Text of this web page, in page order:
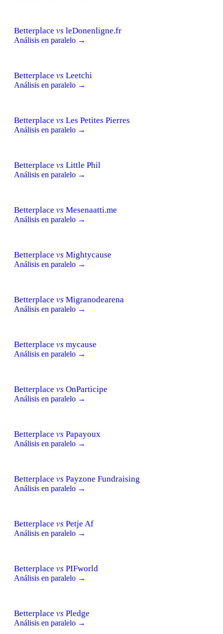
Betterplace vs leDonenligne.fr
Análisis en paralelo →
Betterplace vs Leetchi
Análisis en paralelo →
Betterplace vs Les Petites Pierres
Análisis en paralelo →
Betterplace vs Little Phil
Análisis en paralelo →
Betterplace vs Mesenaatti.me
Análisis en paralelo →
Betterplace vs Mightycause
Análisis en paralelo →
Betterplace vs Migranodearena
Análisis en paralelo →
Betterplace vs mycause
Análisis en paralelo →
Betterplace vs OnParticipe
Análisis en paralelo →
Betterplace vs Papayoux
Análisis en paralelo →
Betterplace vs Payzone Fundraising
Análisis en paralelo →
Betterplace vs Petje Af
Análisis en paralelo →
Betterplace vs PIFworld
Análisis en paralelo →
Betterplace vs Pledge
Análisis en paralelo →